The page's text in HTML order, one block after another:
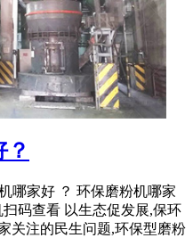
哪家好 ？ 环保磨粉机哪家
码查看 以生态促发展,保环
关注的民生问题,环保型磨粉